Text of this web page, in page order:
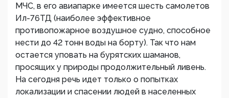
МЧС, в его авиапарке имеется шесть самолетов
Ил-76ТД (наиболее эффективное
противопожарное воздушное судно, способное
нести до 42 тонн воды на борту). Так что нам
остается уповать на бурятских шаманов,
просящих у природы продолжительный ливень.
На сегодня речь идет только о попытках
локализации и спасении людей в населенных